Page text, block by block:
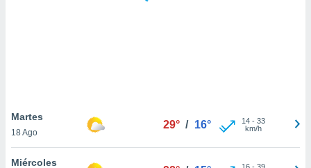
similares
como
Martes
18 Ago
29° / 16° 14- 33
km/h
Miércoles 16- 39